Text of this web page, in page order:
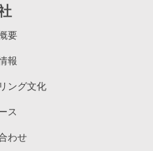
要
報
ング文化
ス
わせ